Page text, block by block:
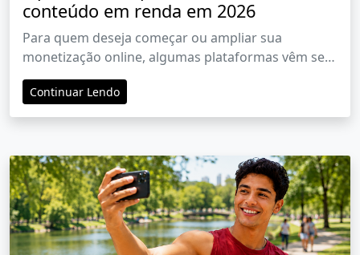
conteúdo em renda em 2026
Para quem deseja começar ou ampliar sua
monetização online, algumas plataformas vêm se
destacando em 2026
Continuar Lendo